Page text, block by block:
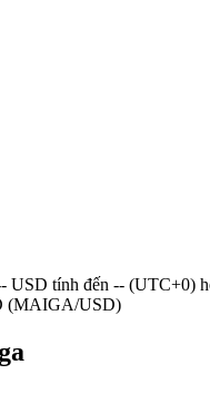
USD tính đến -- (UTC+0)
(MAIGA/USD)